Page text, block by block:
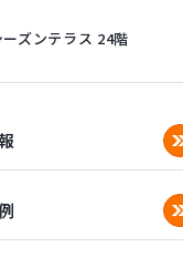
ズンテラス 24階